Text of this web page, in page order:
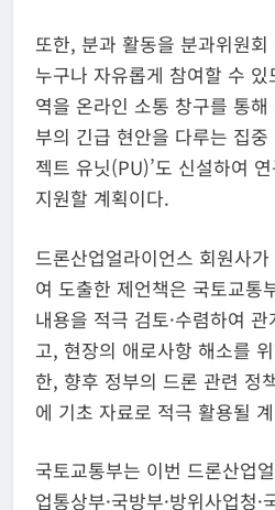
또한, 분과 활동을 분과위원
누구나 자유롭게 참여할 수
역을 온라인 소통 창구를 통
부의 긴급 현안을 다루는 집중
젝트 유닛(PU)’도 신설하여
지원할 계획이다.
드론산업얼라이언스 회원사
여 도출한 제언책은 국토교통
내용을 적극 검토·수렴하여
고, 현장의 애로사항 해소를
한, 향후 정부의 드론 관련 정
에 기초 자료로 적극 활용될
국토교통부는 이번 드론산업
업통상부·국방부·방위사업청